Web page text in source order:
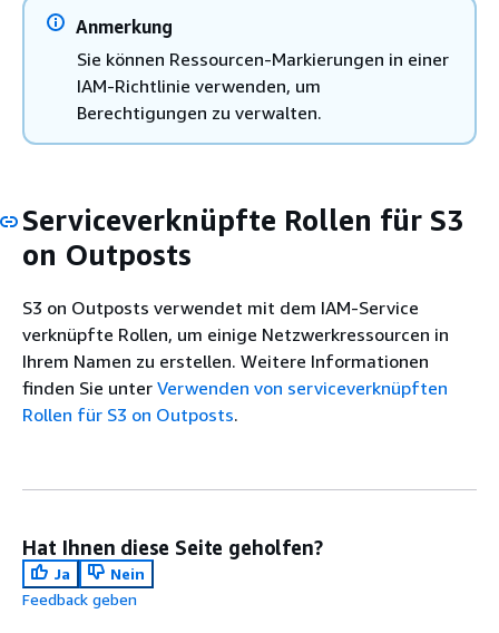
Anmerkung
Sie können Ressourcen-Markierungen in einer
IAM-Richtlinie verwenden, um
Berechtigungen zu verwalten.
Serviceverknüpfte Rollen für S3
on Outposts
S3 on Outposts verwendet mit dem IAM-Service
verknüpfte Rollen, um einige Netzwerkressourcen in
Ihrem Namen zu erstellen. Weitere Informationen
finden Sie unter Verwenden von serviceverknüpften
Rollen für S3 on Outposts.
Hat Ihnen diese Seite geholfen?
Ja
Nein
Feedback geben